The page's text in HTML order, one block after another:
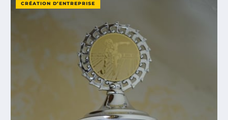
CRÉATION D’ENTREPRISE